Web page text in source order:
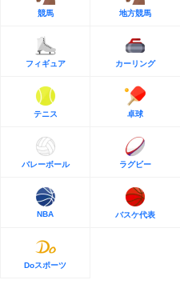
競馬 地方競馬
フィギュア カーリング
テニス 卓球
バレーボール ラグビー
NBA バスケ代表
Doスポーツ